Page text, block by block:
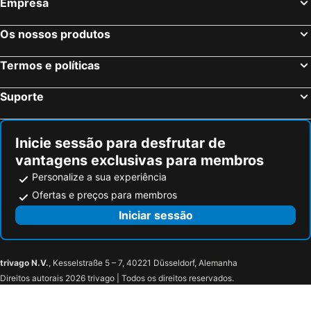
ibis Styles Paris Boulogne Marcel Sembat
Evry Est - Saint Germain Les Corbeil
Estrasburgo, Alsácia Hotéis
Colmar, Alsácia Hotéis
Os nossos produtos
Termos e políticas
Suporte
Inicie sessão para desfrutar de
vantagens exclusivas para membros
Personalize a sua experiência
Ofertas e preços para membros
Iniciar sessão
trivago N.V., Kesselstraße 5 – 7, 40221 Düsseldorf, Alemanha
Direitos autorais 2026 trivago | Todos os direitos reservados.